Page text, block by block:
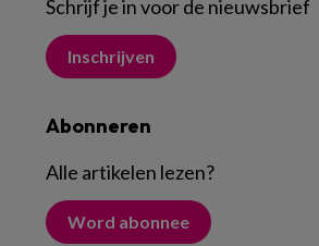
Schrijf je in voor de nieuwsbrief
Inschrijven
Abonneren
Alle artikelen lezen?
Word abonnee